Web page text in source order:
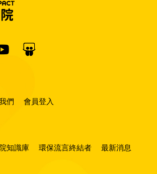
們 會員登入
知識庫 環保流言終結者 最新消息